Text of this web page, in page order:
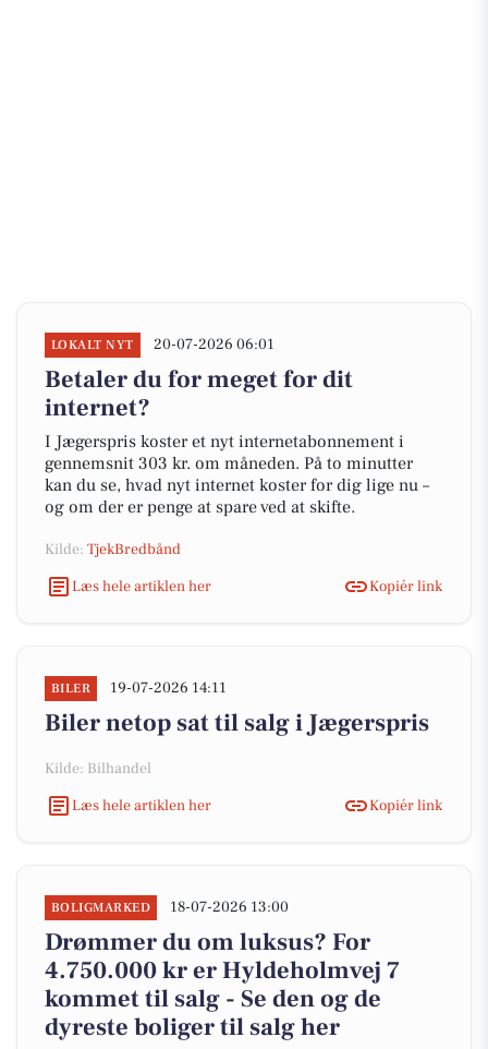
LOKALT NYT 20-07-2026 06:01
Betaler du for meget for dit
internet?
I Jægerspris koster et nyt internetabonnement i
gennemsnit 303 kr. om måneden. På to minutter
kan du se, hvad nyt internet koster for dig lige nu –
og om der er penge at spare ved at skifte.
Kilde: TjekBredbånd
Læs hele artiklen her
Kopiér link
BILER 19-07-2026 14:11
Biler netop sat til salg i Jægerspris
Kilde: Bilhandel
Læs hele artiklen her
Kopiér link
BOLIGMARKED 18-07-2026 13:00
Drømmer du om luksus? For
4.750.000 kr er Hyldeholmvej 7
kommet til salg - Se den og de
dyreste boliger til salg her